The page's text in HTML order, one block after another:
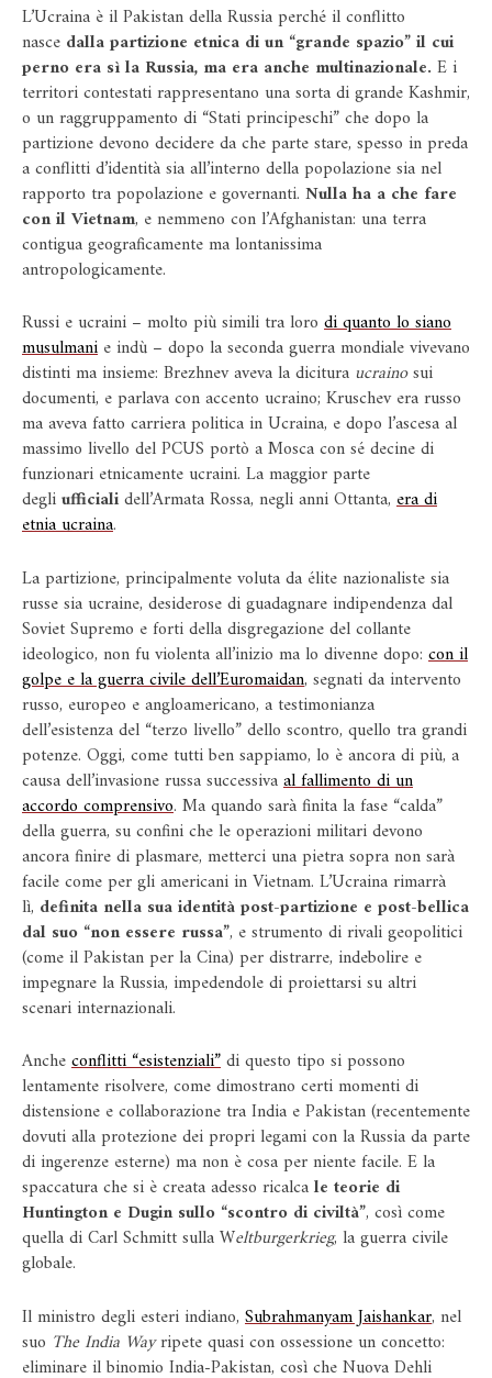
L’Ucraina è il Pakistan della Russia perché il conflitto
nasce dalla partizione etnica di un “grande spazio” il cui
perno era sì la Russia, ma era anche multinazionale. E i
territori contestati rappresentano una sorta di grande Kashmir,
o un raggruppamento di “Stati principeschi” che dopo la
partizione devono decidere da che parte stare, spesso in preda
a conflitti d’identità sia all’interno della popolazione sia nel
rapporto tra popolazione e governanti. Nulla ha a che fare
con il Vietnam, e nemmeno con l’Afghanistan: una terra
contigua geograficamente ma lontanissima
antropologicamente.
Russi e ucraini – molto più simili tra loro di quanto lo siano
musulmani e indù – dopo la seconda guerra mondiale vivevano
distinti ma insieme: Brezhnev aveva la dicitura ucrainosui
documenti, e parlava con accento ucraino; Kruschev era russo
ma aveva fatto carriera politica in Ucraina, e dopo l’ascesa al
massimo livello del PCUS portò a Mosca con sé decine di
funzionari etnicamente ucraini. La maggior parte
degliufficialidell’Armata Rossa, negli anni Ottanta, era di
etnia ucraina.
La partizione, principalmente voluta da élite nazionaliste sia
russe sia ucraine, desiderose di guadagnare indipendenza dal
Soviet Supremo e forti della disgregazione del collante
ideologico, non fu violenta all’inizio ma lo divenne dopo: con il
golpe e la guerra civile dell’Euromaidan, segnati da intervento
russo, europeo e angloamericano, a testimonianza
dell’esistenza del “terzo livello” dello scontro, quello tra grandi
potenze. Oggi, come tutti ben sappiamo, lo è ancora di più, a
causa dell’invasione russa successivaal fallimento di un
accordo comprensivo. Ma quando sarà finita la fase “calda”
della guerra, su confini che le operazioni militari devono
ancora finire di plasmare, metterci una pietra sopra non sarà
facile come per gli americani in Vietnam. L’Ucraina rimarrà
lì, definita nella sua identità post-partizione e post-bellica
dal suo “non essere russa”, e strumento di rivali geopolitici
(come il Pakistan per la Cina) per distrarre, indebolire e
impegnare la Russia, impedendole di proiettarsi su altri
scenari internazionali.
Ancheconflitti “esistenziali”di questo tipo si possono
lentamente risolvere, come dimostrano certi momenti di
distensione e collaborazione tra India e Pakistan (recentemente
dovuti alla protezione dei propri legami con la Russia da parte
di ingerenze esterne) ma non è cosa per niente facile. E la
spaccatura che si è creata adesso ricalcale teorie di
Huntington e Dugin sullo “scontro di civiltà”, così come
quella di Carl Schmitt sulla Weltburgerkrieg, la guerra civile
globale.
Il ministro degli esteri indiano, Subrahmanyam Jaishankar, nel
suo The India Wayripete quasi con ossessione un concetto:
eliminare il binomio India-Pakistan, così che Nuova Dehli